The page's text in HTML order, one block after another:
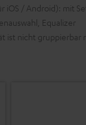
iOS / Android): mit
Equalizer
ist nicht gruppierbar